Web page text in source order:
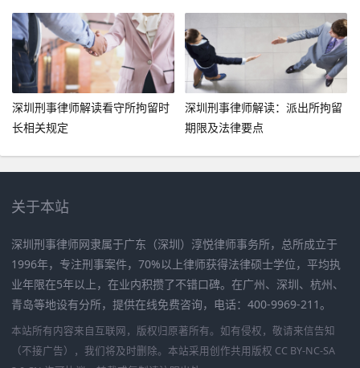
分析
深圳刑事律师解读看守所拘留时
长相关规定
深圳刑事律师解读：派出所拘留
期限及法律要点
关于本站
深圳刑事律师网隶属于广东（深圳）淳悦律师事务所，总所成立于
1996年，专注刑事案件，70%以上律师获得法律硕士学位，平均执
业年限在5年以上，在业内积攒了不错口碑。在广州、深圳、杭州、
青岛等地设有分所，提供在线免费咨询，电话：400-9969-211。
本站所有内容来自互联网，版权归原著所有。如有侵权，敬请来信告知
（不接广告），我们将及时删除。本站采用创作共用版权 CC BY-NC-SA